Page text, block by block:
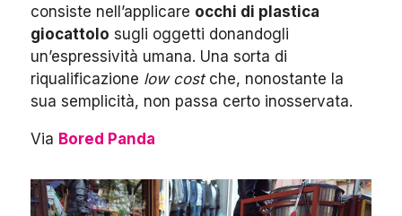
consiste nell’applicare occhi di plastica
giocattolo sugli oggetti donandogli
un’espressività umana. Una sorta di
riqualificazione low costche, nonostante la
sua semplicità, non passa certo inosservata.
Via Bored Panda